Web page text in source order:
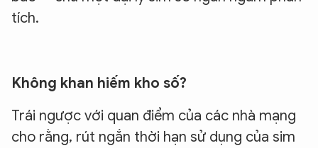
tích.
Không khan hiếm kho số?
Trái ngược với quan điểm của các nhà mạng
cho rằng, rút ngắn thời hạn sử dụng của sim